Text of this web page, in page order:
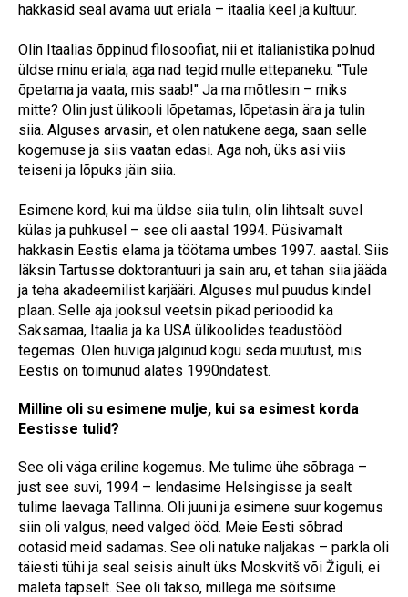
hakkasid seal avama uut eriala – itaalia keel ja kultuur.
Olin Itaalias õppinud filosoofiat, nii et italianistika polnud
üldse minu eriala, aga nad tegid mulle ettepaneku: "Tule
õpetama ja vaata, mis saab!" Ja ma mõtlesin – miks
mitte? Olin just ülikooli lõpetamas, lõpetasin ära ja tulin
siia. Alguses arvasin, et olen natukene aega, saan selle
kogemuse ja siis vaatan edasi. Aga noh, üks asi viis
teiseni ja lõpuks jäin siia.
Esimene kord, kui ma üldse siia tulin, olin lihtsalt suvel
külas ja puhkusel – see oli aastal 1994. Püsivamalt
hakkasin Eestis elama ja töötama umbes 1997. aastal. Siis
läksin Tartusse doktorantuuri ja sain aru, et tahan siia jääda
ja teha akadeemilist karjääri. Alguses mul puudus kindel
plaan. Selle aja jooksul veetsin pikad perioodid ka
Saksamaa, Itaalia ja ka USA ülikoolides teadustööd
tegemas. Olen huviga jälginud kogu seda muutust, mis
Eestis on toimunud alates 1990ndatest.
Milline oli su esimene mulje, kui sa esimest korda
Eestisse tulid?
See oli väga eriline kogemus. Me tulime ühe sõbraga –
just see suvi, 1994 – lendasime Helsingisse ja sealt
tulime laevaga Tallinna. Oli juuni ja esimene suur kogemus
siin oli valgus, need valged ööd. Meie Eesti sõbrad
ootasid meid sadamas. See oli natuke naljakas – parkla oli
täiesti tühi ja seal seisis ainult üks Moskvitš või Žiguli, ei
mäleta täpselt. See oli takso, millega me sõitsime